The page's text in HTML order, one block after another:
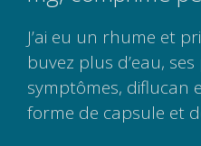
J’ai eu un rhume et
buvez plus d’eau,
symptômes, diflucan
forme de capsule et